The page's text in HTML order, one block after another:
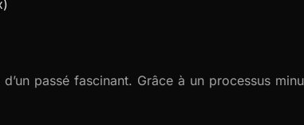
passé fascinant. Grâce à un processus